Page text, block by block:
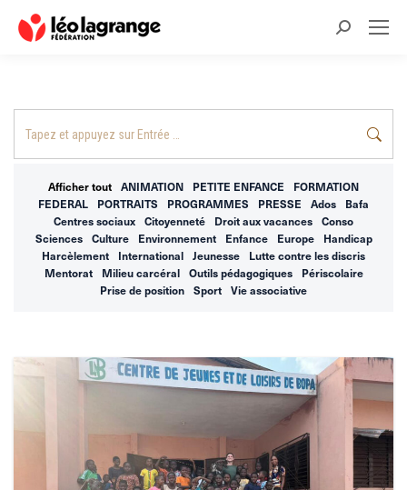
Recherche
Afficher tout ANIMATION PETITE ENFANCE
FORMATION
FEDERAL
PORTRAITS PROGRAMMES PRESSE Ados
Bafa
Centres sociaux
Citoyenneté Droit aux vacances
Conso
Sciences
Culture Environnement Enfance Europe
Handicap
Harcèlement
International Jeunesse
Lutte contre les discris
Mentorat
Milieu carcéral Outils pédagogiques
Périscolaire
Prise de position
Sport Vie associative